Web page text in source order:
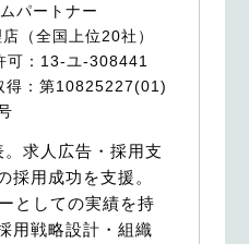
パートナー
（全国上位20社）
可：13-ユ-308441
得：第10825227(01)
求人広告・採用支
採用成功を支援。
としての実績を持
用戦略設計・組織